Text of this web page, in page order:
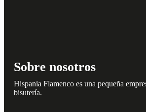
Sobre nosotros
Hispania Flamenco es una pequeña
bisutería.